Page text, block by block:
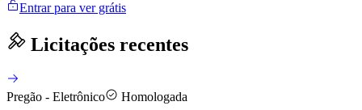
Entrar para ver grátis
Licitações recentes
Pregão - Eletrônico
Homologada